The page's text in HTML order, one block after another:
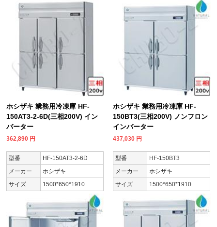
ホシザキ 業務用冷凍庫 HF-
150AT3-2-6D(三相200V) イン
バーター
362,890 円
型番
HF-150AT3-2-6D
メーカー
ホシザキ
サイズ
1500*650*1910
ホシザキ 業務用冷凍庫 HF-
150BT3(三相200V) ノンフロン
インバーター
437,030 円
型番
HF-150BT3
メーカー
ホシザキ
サイズ
1500*650*1910